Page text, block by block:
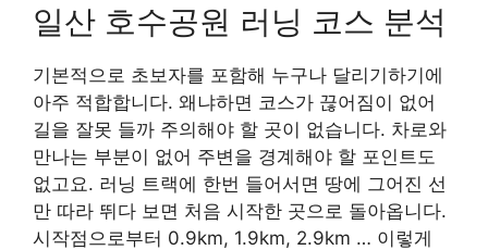
일산 호수공원 러닝 코스 분석
기본적으로 초보자를 포함해 누구나 달리기하기에
아주 적합합니다. 왜냐하면 코스가 끊어짐이 없어
길을 잘못 들까 주의해야 할 곳이 없습니다. 차로와
만나는 부분이 없어 주변을 경계해야 할 포인트도
없고요. 러닝 트랙에 한번 들어서면 땅에 그어진 선
만 따라 뛰다 보면 처음 시작한 곳으로 돌아옵니다.
시작점으로부터 0.9km, 1.9km, 2.9km … 이렇게